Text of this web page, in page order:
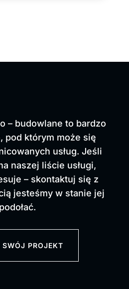
– budowlane to bardzo
pod którym może się
usług. Jeśli
naszej liście usługi,
– skontaktuj się z
jesteśmy w stanie jej
podołać.
SWÓJ PROJEKT